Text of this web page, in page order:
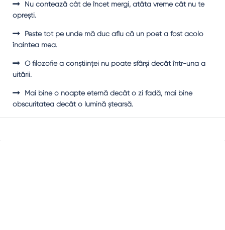
Nu contează cât de încet mergi, atâta vreme cât nu te
opreşti.
Peste tot pe unde mă duc aflu că un poet a fost acolo
înaintea mea.
O filozofie a conştiinţei nu poate sfârşi decât într-una a
uitării.
Mai bine o noapte eternă decât o zi fadă, mai bine
obscuritatea decât o lumină ştearsă.